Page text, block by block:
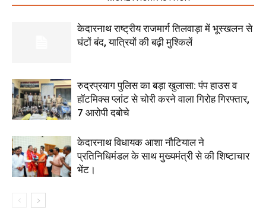
केदारनाथ राष्ट्रीय राजमार्ग तिलवाड़ा में भूस्खलन से
घंटों बंद, यात्रियों की बढ़ी मुश्किलें
रुद्रप्रयाग पुलिस का बड़ा खुलासा: पंप हाउस व
हॉटमिक्स प्लांट से चोरी करने वाला गिरोह गिरफ्तार,
7 आरोपी दबोचे
केदारनाथ विधायक आशा नौटियाल ने
प्रतिनिधिमंडल के साथ मुख्यमंत्री से की शिष्टाचार
भेंट।